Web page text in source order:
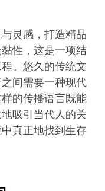
灵感，打造精品
性，这是一项结
。悠久的传统文
间需要一种现代
的传播语言既能
吸引当代人的关
真正地找到生存